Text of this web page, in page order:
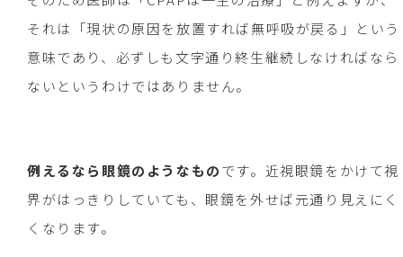
それは「現状の原因を放置すれば無呼吸が戻る」という
意味であり、必ずしも文字通り終生継続しなければなら
ないというわけではありません。
例えるなら眼鏡のようなものです。近視眼鏡をかけて視
界がはっきりしていても、眼鏡を外せば元通り見えにく
くなります。